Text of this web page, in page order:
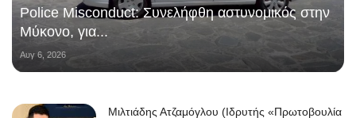
Police Misconduct: Συνελήφθη αστυνομικός στην
Μύκονο, για...
Αυγ 6, 2026
Μιλτιάδης Ατζαμόγλου (Ιδρυτής «Πρωτοβουλία